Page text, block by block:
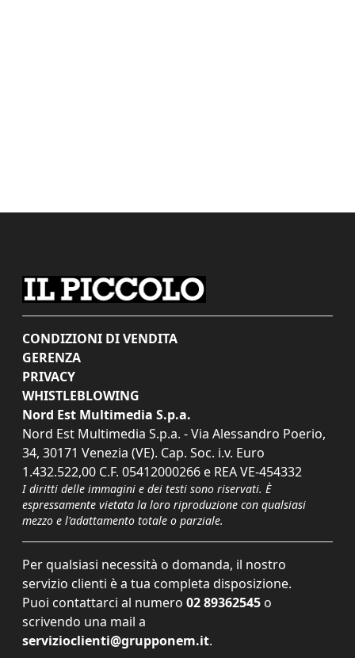
CONDIZIONI DI VENDITA
GERENZA
PRIVACY
WHISTLEBLOWING
Nord Est Multimedia S.p.a.
Nord Est Multimedia S.p.a. - Via Alessandro Poerio,
34, 30171 Venezia (VE). Cap. Soc. i.v. Euro
1.432.522,00 C.F. 05412000266 e REA VE-454332
I diritti delle immagini e dei testi sono riservati. È
espressamente vietata la loro riproduzione con qualsiasi
mezzo e l'adattamento totale o parziale.
Per qualsiasi necessità o domanda, il nostro
servizio clienti è a tua completa disposizione.
Puoi contattarci al numero 02 89362545 o
scrivendo una mail a
servizioclienti@grupponem.it.